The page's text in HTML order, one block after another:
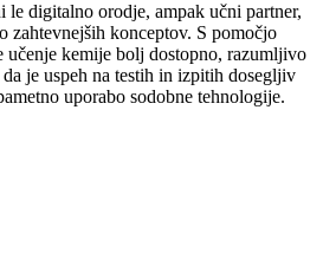
digitalno orodje, ampak učni partner,
zahtevnejših konceptov. S pomočjo
učenje kemije bolj dostopno, razumljivo
je uspeh na testih in izpitih dosegljiv
uporabo sodobne tehnologije.